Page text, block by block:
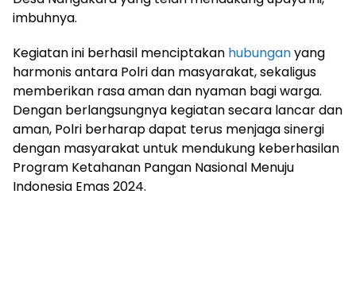
imbuhnya.
Kegiatan ini berhasil menciptakan hubunganyang
harmonis antara Polri dan masyarakat, sekaligus
memberikan rasa aman dan nyaman bagi warga.
Dengan berlangsungnya kegiatan secara lancar dan
aman, Polri berharap dapat terus menjaga sinergi
dengan masyarakat untuk mendukung keberhasilan
Program Ketahanan Pangan Nasional Menuju
Indonesia Emas 2024.